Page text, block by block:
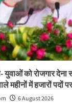
युवाओं को रोजगार देना
में हजारों पदों पर
6 August 2026